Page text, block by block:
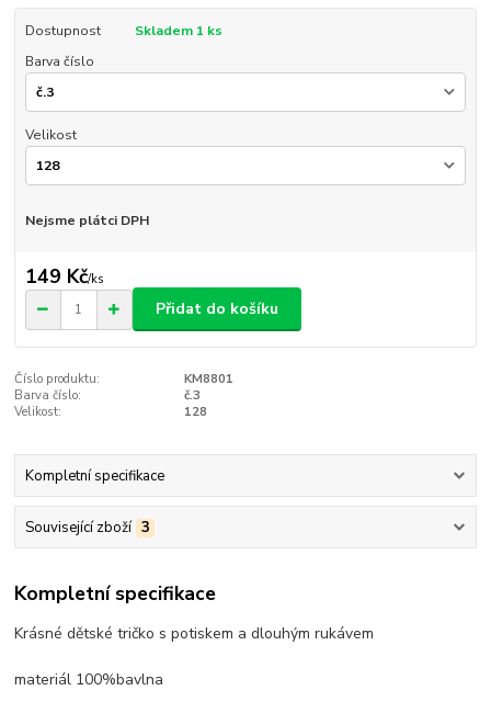
Dostupnost
Skladem 1 ks
Barva číslo
Velikost
Nejsme plátci DPH
149 Kč/ks
Přidat do košíku
Číslo produktu:
KM8801
Barva číslo:
č.3
Velikost:
128
Kompletní specifikace
Související zboží 3
Kompletní specifikace
Krásné dětské tričko s potiskem a dlouhým rukávem
materiál 100%bavlna